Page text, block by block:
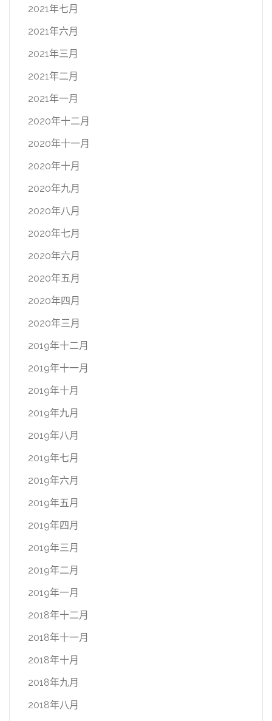
2021年七月
2021年六月
2021年三月
2021年二月
2021年一月
2020年十二月
2020年十一月
2020年十月
2020年九月
2020年八月
2020年七月
2020年六月
2020年五月
2020年四月
2020年三月
2019年十二月
2019年十一月
2019年十月
2019年九月
2019年八月
2019年七月
2019年六月
2019年五月
2019年四月
2019年三月
2019年二月
2019年一月
2018年十二月
2018年十一月
2018年十月
2018年九月
2018年八月